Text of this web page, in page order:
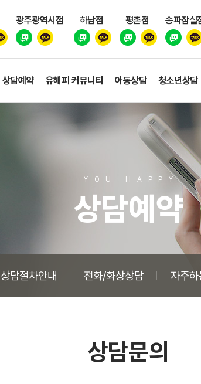
광주광역시점 하남점 평촌점 송파잠실
상담예약 유해피 커뮤니티 아동상담 청소년상담
YOU HAPPY
상담예약
상담절차안내 전화/화상상담 자주
상담문의